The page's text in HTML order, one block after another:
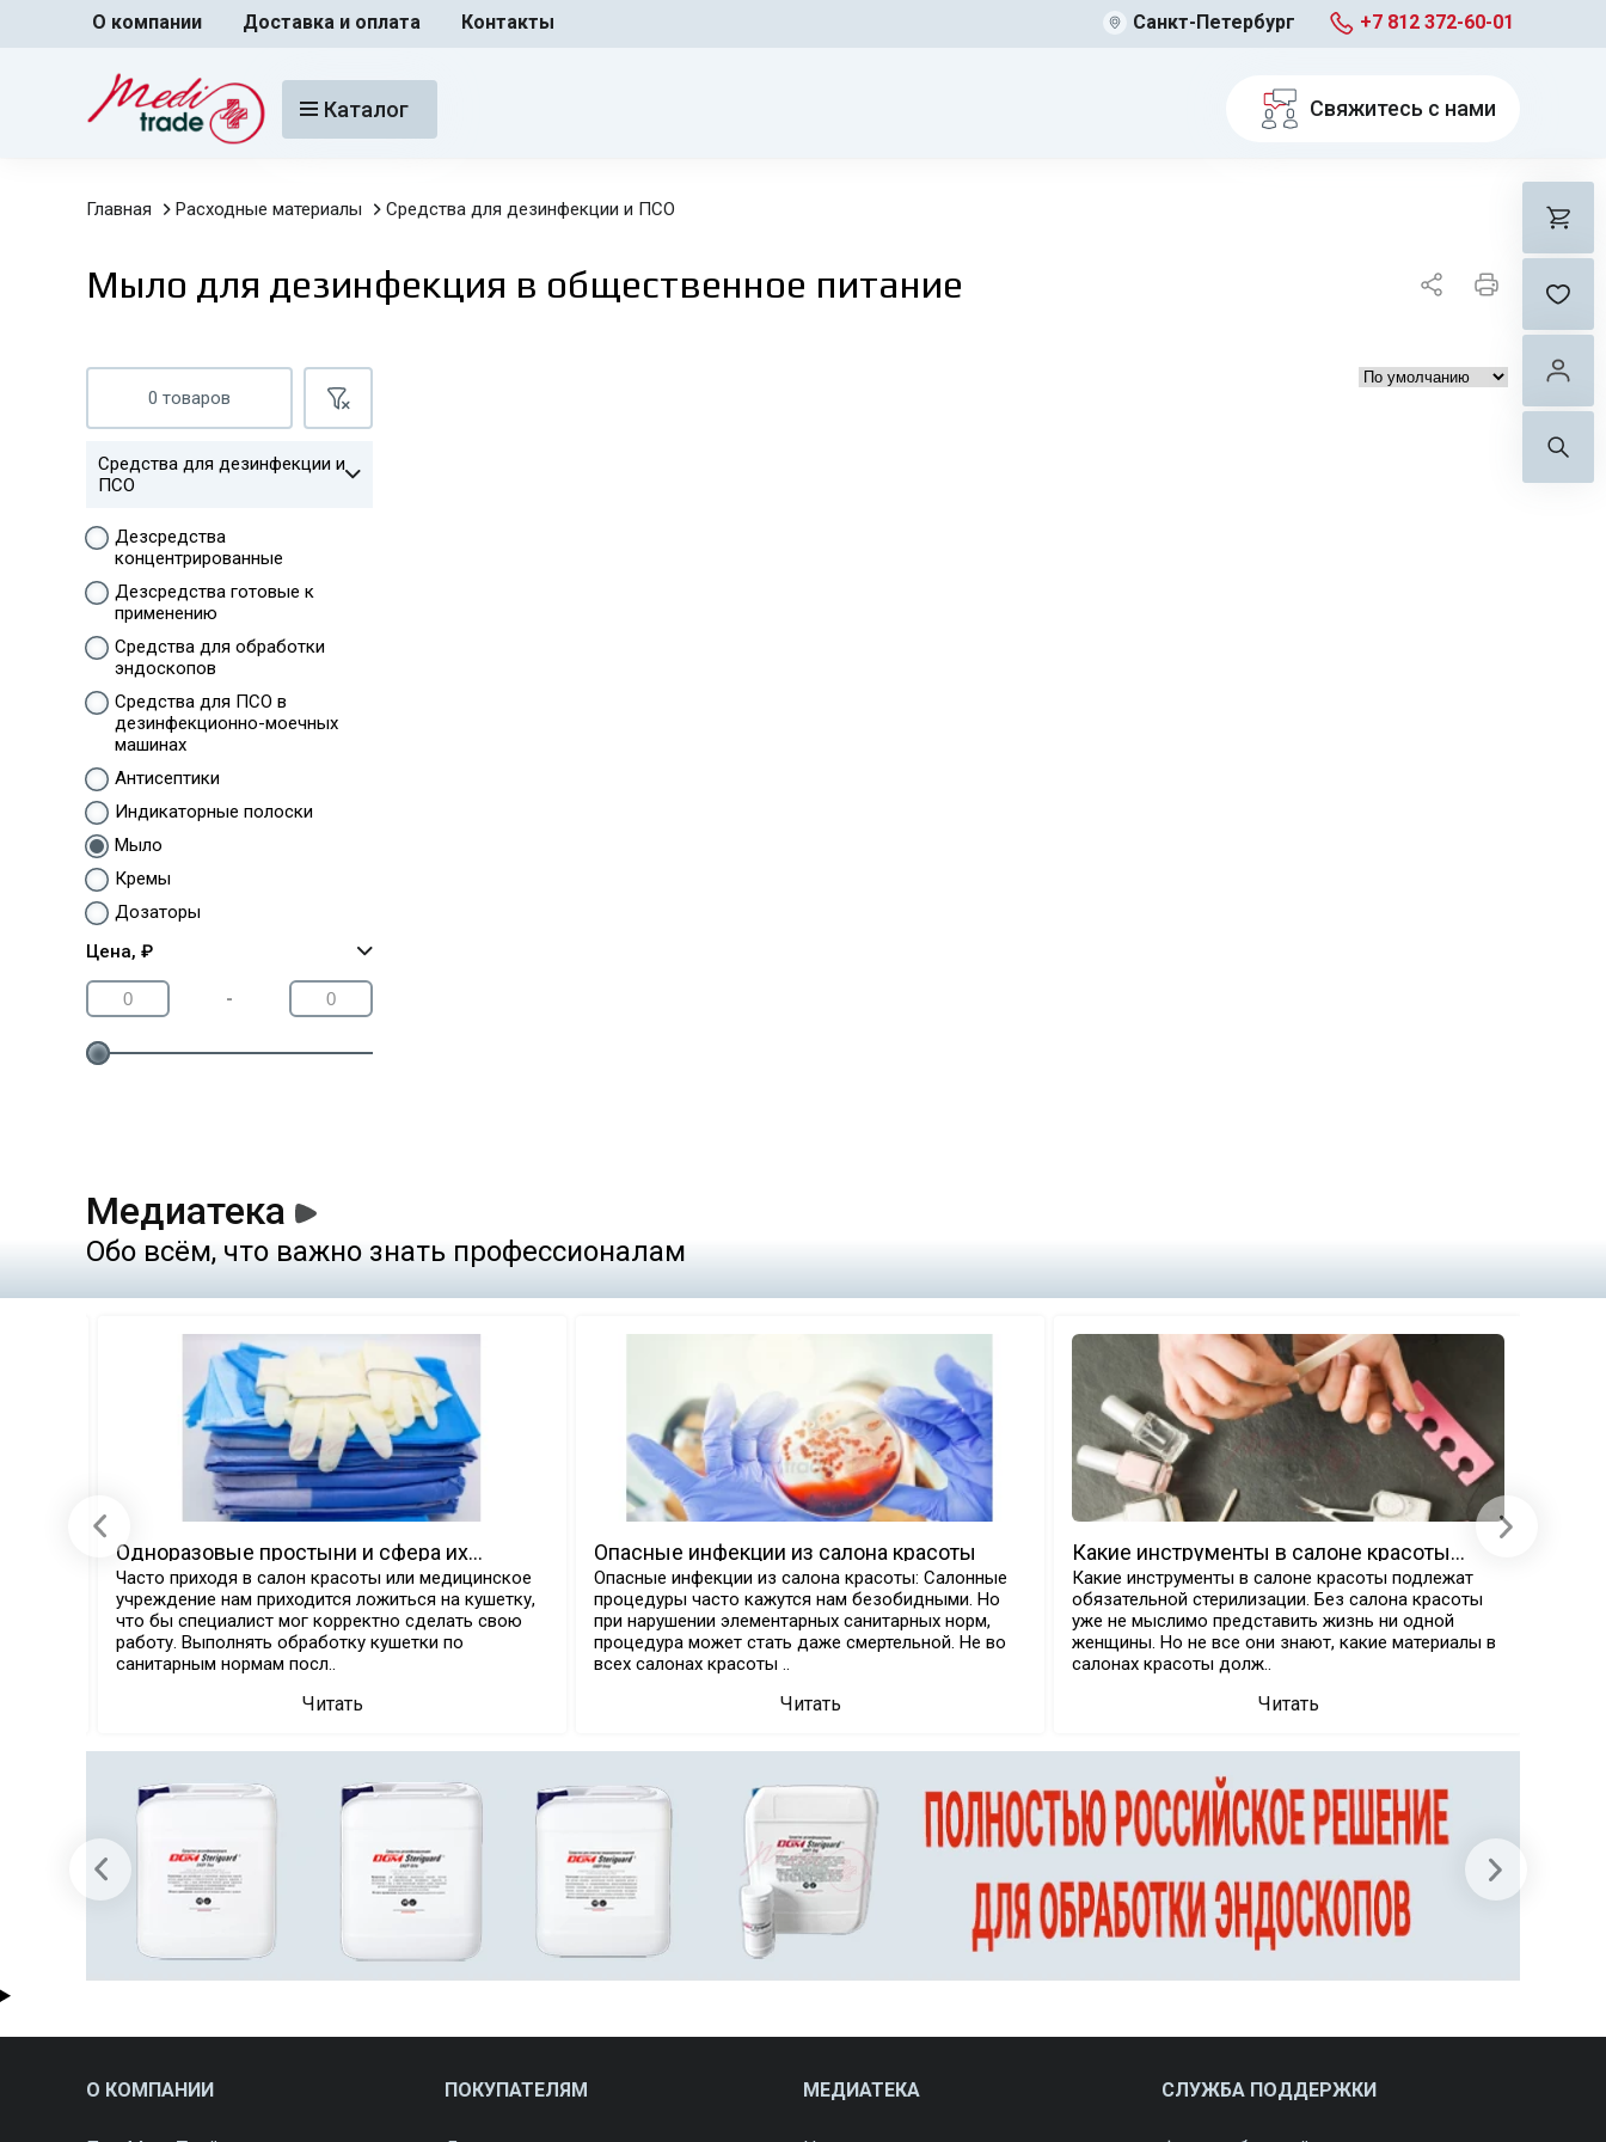
О компании Доставка и оплата Контакты Санкт-Петербург +7 812 372-60-01
Каталог Свяжитесь с нами
Главная Расходные материалы Средства для дезинфекции и ПСО
Мыло для дезинфекция в общественное питание
0 товаров
Средства для дезинфекции и
ПСО
Дезсредства
концентрированные
Дезсредства готовые к
применению
Средства для обработки
эндоскопов
Средства для ПСО в
дезинфекционно-моечных
машинах
Антисептики
Индикаторные полоски
Мыло
Кремы
Дозаторы
Цена, ₽
-
Медиатека
Обо всём, что важно знать профессионалам
Одноразовые простыни и сфера их
применения.
Часто приходя в салон красоты или медицинское
учреждение нам приходится ложиться на кушетку,
что бы специалист мог корректно сделать свою
работу. Выполнять обработку кушетки по
санитарным нормам посл..
Читать
Опасные инфекции из салона красоты
Опасные инфекции из салона красоты: Салонные
процедуры часто кажутся нам безобидными. Но
при нарушении элементарных санитарных норм,
процедура может стать даже смертельной. Не во
всех салонах красоты ..
Читать
Какие инструменты в салоне красоты
подлежат обязательной стерилизации
Какие инструменты в салоне красоты подлежат
обязательной стерилизации. Без салона красоты
уже не мыслимо представить жизнь ни одной
женщины. Но не все они знают, какие материалы в
салонах красоты долж..
Читать
О КОМПАНИИ ПОКУПАТЕЛЯМ МЕДИАТЕКА СЛУЖБА ПОДДЕРЖКИ